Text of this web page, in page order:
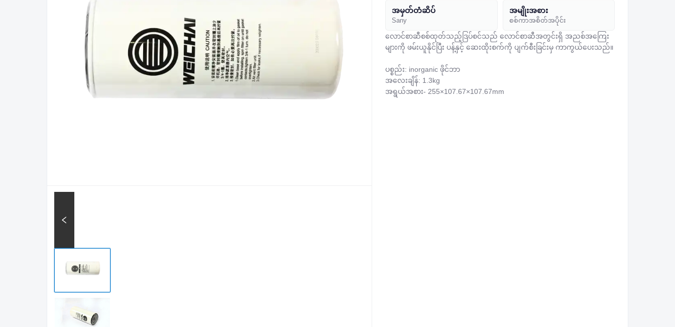
အမှတ်တံဆိပ်
Sany
အမျိုးအစား
စစ်ကာအစိတ်အပိုင်း
လောင်စာဆီစစ်ထုတ်သည့်ဒြပ်စင်သည် လောင်စာဆီအတွင်းရှိ အညစ်အကြေး
များကို ဖမ်းယူနိုင်ပြီး ပန့်နှင့် ဆေးထိုးစက်ကို ပျက်စီးခြင်းမှ ကာကွယ်ပေးသည်။
ပစ္စည်း: inorganic ဖိုင်ဘာ
အလေးချိန်: 1.3kg
အရွယ်အစား- 255×107.67×107.67mm